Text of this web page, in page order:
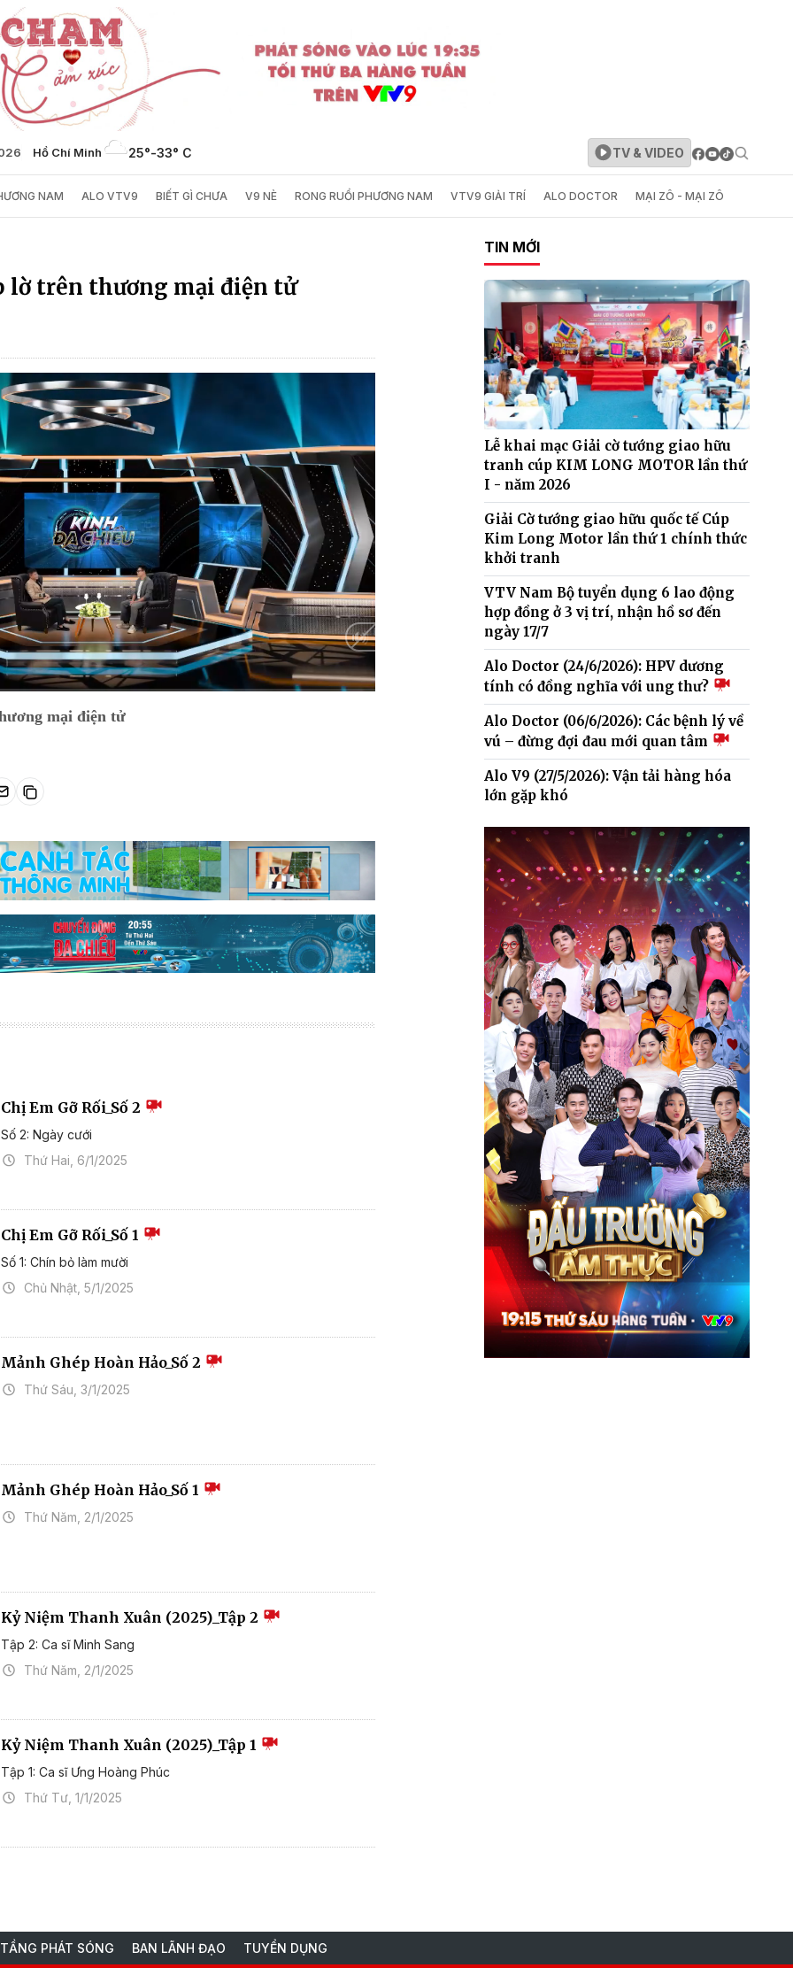
Hồ Chí Minh 25°-33° C TV & VIDEO
NAM ALO VTV9 BIẾT GÌ CHƯA V9 NÈ RONG RUỔI PHƯƠNG NAM VTV9 GIẢI TRÍ ALO DOCTOR MẠI ZÔ - MẠI ZÔ
lờ trên thương mại điện tử
mại điện tử
Chị Em Gỡ Rối_Số 2
Số 2: Ngày cưới
Thứ Hai, 6/1/2025
Chị Em Gỡ Rối_Số 1
Số 1: Chín bỏ làm mười
Chủ Nhật, 5/1/2025
Mảnh Ghép Hoàn Hảo_Số 2
Thứ Sáu, 3/1/2025
Mảnh Ghép Hoàn Hảo_Số 1
Thứ Năm, 2/1/2025
Kỷ Niệm Thanh Xuân (2025)_Tập 2
Tập 2: Ca sĩ Minh Sang
Thứ Năm, 2/1/2025
Kỷ Niệm Thanh Xuân (2025)_Tập 1
Tập 1: Ca sĩ Ưng Hoàng Phúc
Thứ Tư, 1/1/2025
TIN MỚI
Lễ khai mạc Giải cờ tướng giao hữu
tranh cúp KIM LONG MOTOR lần thứ
I - năm 2026
Giải Cờ tướng giao hữu quốc tế Cúp
Kim Long Motor lần thứ 1 chính thức
khởi tranh
VTV Nam Bộ tuyển dụng 6 lao động
hợp đồng ở 3 vị trí, nhận hồ sơ đến
ngày 17/7
Alo Doctor (24/6/2026): HPV dương
tính có đồng nghĩa với ung thư?
Alo Doctor (06/6/2026): Các bệnh lý về
vú – đừng đợi đau mới quan tâm
Alo V9 (27/5/2026): Vận tải hàng hóa
lớn gặp khó
PHÁT SÓNG BAN LÃNH ĐẠO TUYỂN DỤNG